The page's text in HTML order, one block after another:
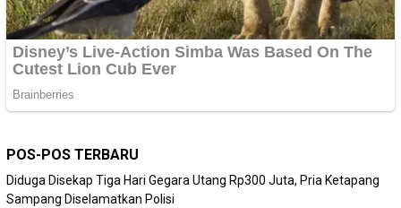
POS-POS TERBARU
Diduga Disekap Tiga Hari Gegara Utang Rp300 Juta, Pria Ketapang
Sampang Diselamatkan Polisi